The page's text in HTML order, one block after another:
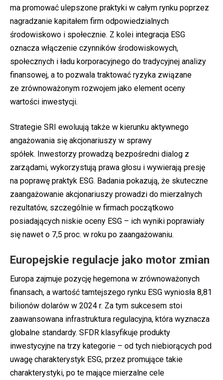
ma promować ulepszone praktyki w całym rynku poprzez
nagradzanie kapitałem firm odpowiedzialnych
środowiskowo i społecznie. Z kolei integracja ESG
oznacza włączenie czynników środowiskowych,
społecznych i ładu korporacyjnego do tradycyjnej analizy
finansowej, a to pozwala traktować ryzyka związane
ze zrównoważonym rozwojem jako element oceny
wartości inwestycji.
Strategie SRI ewoluują także w kierunku aktywnego
angażowania się akcjonariuszy w sprawy
spółek. Inwestorzy prowadzą bezpośredni dialog z
zarządami, wykorzystują prawa głosu i wywierają presję
na poprawę praktyk ESG. Badania pokazują, że skuteczne
zaangażowanie akcjonariuszy prowadzi do mierzalnych
rezultatów, szczególnie w firmach początkowo
posiadających niskie oceny ESG – ich wyniki poprawiały
się nawet o 7,5 proc. w roku po zaangażowaniu.
Europejskie regulacje jako motor zmian
Europa zajmuje pozycję hegemona w zrównoważonych
finansach, a wartość tamtejszego rynku ESG wyniosła 8,81
bilionów dolarów w 2024 r. Za tym sukcesem stoi
zaawansowana infrastruktura regulacyjna, która wyznacza
globalne standardy. SFDR klasyfikuje produkty
inwestycyjne na trzy kategorie – od tych niebiorących pod
uwagę charakterystyk ESG, przez promujące takie
charakterystyki, po te mające mierzalne cele